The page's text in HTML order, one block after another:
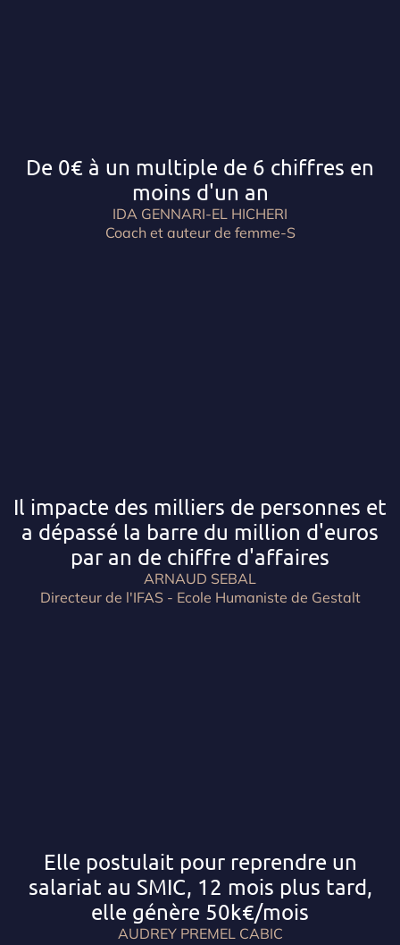
De 0€ à un multiple de 6 chiffres en
moins d'un an
IDA GENNARI-EL HICHERI
Coach et auteur de femme-S
Il impacte des milliers de personnes et
a dépassé la barre du million d'euros
par an de chiffre d'affaires
ARNAUD SEBAL
Directeur de l'IFAS - Ecole Humaniste de Gestalt
Elle postulait pour reprendre un
salariat au SMIC, 12 mois plus tard,
elle génère 50k€/mois
AUDREY PREMEL CABIC